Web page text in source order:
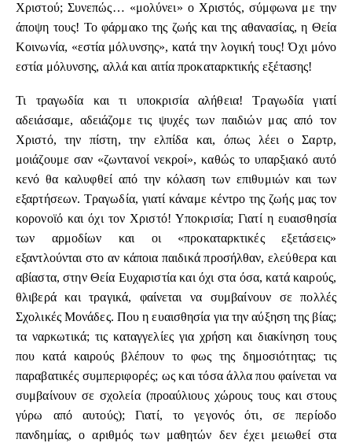
Χριστού; Συνεπώς… «μολύνει» ο Χριστός, σύμφωνα με την
άποψη τους! Το φάρμακο της ζωής και της αθανασίας, η Θεία
Κοινωνία, «εστία μόλυνσης», κατά την λογική τους! Όχι μόνο
εστία μόλυνσης, αλλά και αιτία προκαταρκτικής εξέτασης!
Τι τραγωδία και τι υποκρισία αλήθεια! Τραγωδία γιατί
αδειάσαμε, αδειάζομε τις ψυχές των παιδιών μας από τον
Χριστό, την πίστη, την ελπίδα και, όπως λέει ο Σαρτρ,
μοιάζουμε σαν «ζωντανοί νεκροί», καθώς το υπαρξιακό αυτό
κενό θα καλυφθεί από την κόλαση των επιθυμιών και των
εξαρτήσεων. Τραγωδία, γιατί κάναμε κέντρο της ζωής μας τον
κορονοϊό και όχι τον Χριστό! Υποκρισία; Γιατί η ευαισθησία
των αρμοδίων και οι «προκαταρκτικές εξετάσεις»
εξαντλούνται στο αν κάποια παιδικά προσήλθαν, ελεύθερα και
αβίαστα, στην Θεία Ευχαριστία και όχι στα όσα, κατά καιρούς,
θλιβερά και τραγικά, φαίνεται να συμβαίνουν σε πολλές
Σχολικές Μονάδες. Που η ευαισθησία για την αύξηση της βίας;
τα ναρκωτικά; τις καταγγελίες για χρήση και διακίνηση τους
που κατά καιρούς βλέπουν το φως της δημοσιότητας; τις
παραβατικές συμπεριφορές; ως και τόσα άλλα που φαίνεται να
συμβαίνουν σε σχολεία (προαύλιους χώρους τους και στους
γύρω από αυτούς); Γιατί, το γεγονός ότι, σε περίοδο
πανδημίας, ο αριθμός των μαθητών δεν έχει μειωθεί στα